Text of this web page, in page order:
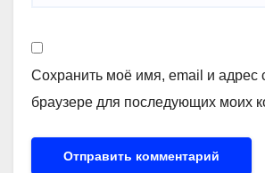
Сохранить моё имя, email и адрес
браузере для последующих моих